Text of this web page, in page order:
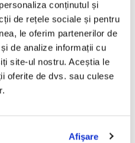
conținutul și
de rețele sociale și pentru
le oferim partenerilor de
de analize informații cu
site-ul nostru. Aceștia le
oferite de dvs. sau culese
Afişare
3:28